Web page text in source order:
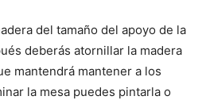
del tamaño del apoyo de la
deberás atornillar la madera
mantendrá mantener a los
la mesa puedes pintarla o